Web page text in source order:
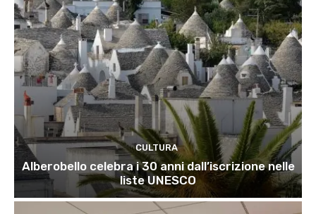
CULTURA
Alberobello celebra i 30 anni dall’iscrizione nelle
liste UNESCO